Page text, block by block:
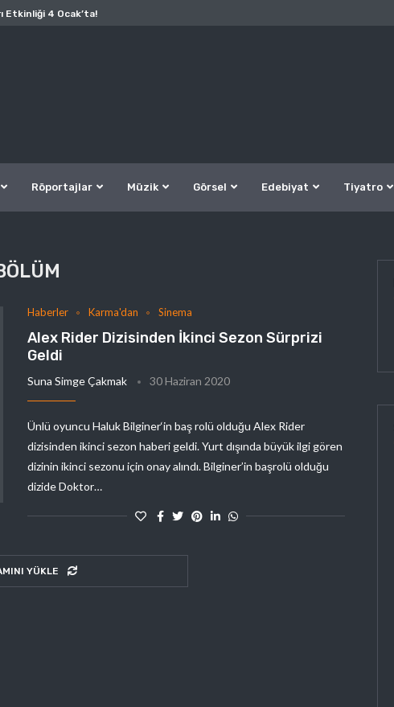
Etkinliği 4 Ocak’ta!
Röportajlar Müzik Görsel Edebiyat Tiyatro
Haberler Karma'dan Sinema
Alex Rider Dizisinden İkinci Sezon Sürprizi
Geldi
Suna Simge Çakmak 30 Haziran 2020
Ünlü oyuncu Haluk Bilginer‘in baş rolü olduğu Alex Rider
dizisinden ikinci sezon haberi geldi. Yurt dışında büyük ilgi gören
dizinin ikinci sezonu için onay alındı. Bilginer’in başrolü olduğu
dizide Doktor…
YÜKLE